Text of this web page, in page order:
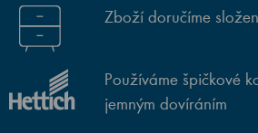
Zboží doručíme
Používáme špičkové
jemným dovíráním